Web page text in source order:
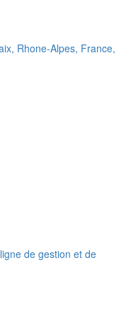
Rhone-Alpes, France,
de gestion et de